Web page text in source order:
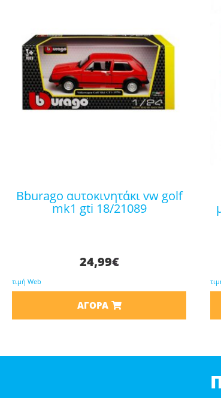
bburago αυτοκινητάκι vw golf
mk1 gti 18/21089
24,99€
τιμή Web
ΑΓΟΡΆ